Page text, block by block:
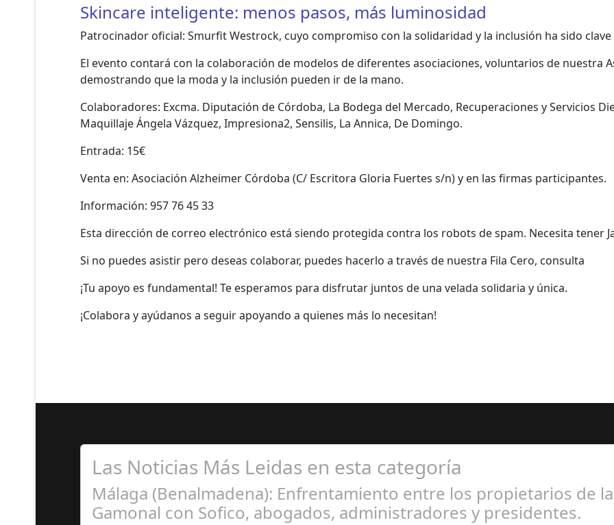
Skincare inteligente: menos pasos, más luminosidad
Patrocinador oficial: Smurfit Westrock, cuyo compromiso con la solidaridad y la inclusión ha sido
El evento contará con la colaboración de modelos de diferentes asociaciones, voluntarios de nuestra
demostrando que la moda y la inclusión pueden ir de la mano.
Colaboradores: Excma. Diputación de Córdoba, La Bodega del Mercado, Recuperaciones y Servicios
Maquillaje Ángela Vázquez, Impresiona2, Sensilis, La Annica, De Domingo.
Entrada: 15€
Venta en: Asociación Alzheimer Córdoba (C/ Escritora Gloria Fuertes s/n) y en las firmas participantes.
Información: 957 76 45 33
Esta dirección de correo electrónico está siendo protegida contra los robots de spam. Necesita tener
Si no puedes asistir pero deseas colaborar, puedes hacerlo a través de nuestra Fila Cero, consulta
¡Tu apoyo es fundamental! Te esperamos para disfrutar juntos de una velada solidaria y única.
¡Colabora y ayúdanos a seguir apoyando a quienes más lo necesitan!
Las Noticias Más Leidas en esta categoría
Málaga (Benalmadena): Enfrentamiento entre los propietarios de
Gamonal con Sofico, abogados, administradores y presidentes.